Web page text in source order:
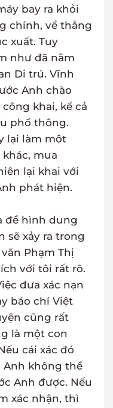
bay ra khỏi
chính, về thẳng
xuất. Tuy
như đã nằm
Di trú. Vĩnh
Anh chào
khai, kể cả
phổ thông.
lại làm một
mua
lại khai với
phát hiện.
để hình dung
sẽ xảy ra trong
Phạm Thị
với tôi rất rõ.
đưa xác nạn
báo chí Việt
cũng rất
là một con
cái xác đó
Anh không thể
Anh được. Nếu
xác nhận, thì